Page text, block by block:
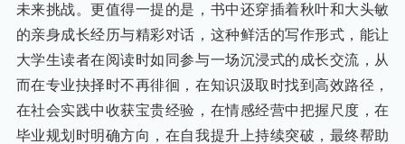
未来挑战。更值得一提的是，书中还穿插着秋叶和大头敏
的亲身成长经历与精彩对话，这种鲜活的写作形式，能让
大学生读者在阅读时如同参与一场沉浸式的成长交流，从
而在专业抉择时不再徘徊，在知识汲取时找到高效路径，
在社会实践中收获宝贵经验，在情感经营中把握尺度，在
毕业规划时明确方向，在自我提升上持续突破，最终帮助